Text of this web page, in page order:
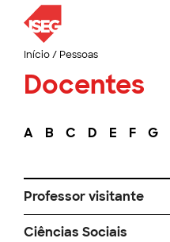
Início/ Pessoas
Docentes
A B C D E F G
Professor visitante
Ciências Sociais